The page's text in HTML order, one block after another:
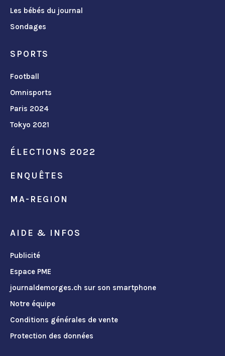
Les bébés du journal
Sondages
SPORTS
Football
Omnisports
Paris 2024
Tokyo 2021
ÉLECTIONS 2022
ENQUÊTES
MA-REGION
AIDE & INFOS
Publicité
Espace PME
journaldemorges.ch sur son smartphone
Notre équipe
Conditions générales de vente
Protection des données